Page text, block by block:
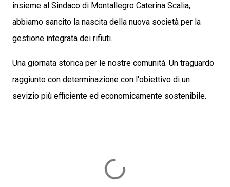
insieme al Sindaco di Montallegro Caterina Scalia,
abbiamo sancito la nascita della nuova società per la
gestione integrata dei rifiuti.
Una giornata storica per le nostre comunità. Un traguardo
raggiunto con determinazione con l'obiettivo di un
sevizio più efficiente ed economicamente sostenibile.